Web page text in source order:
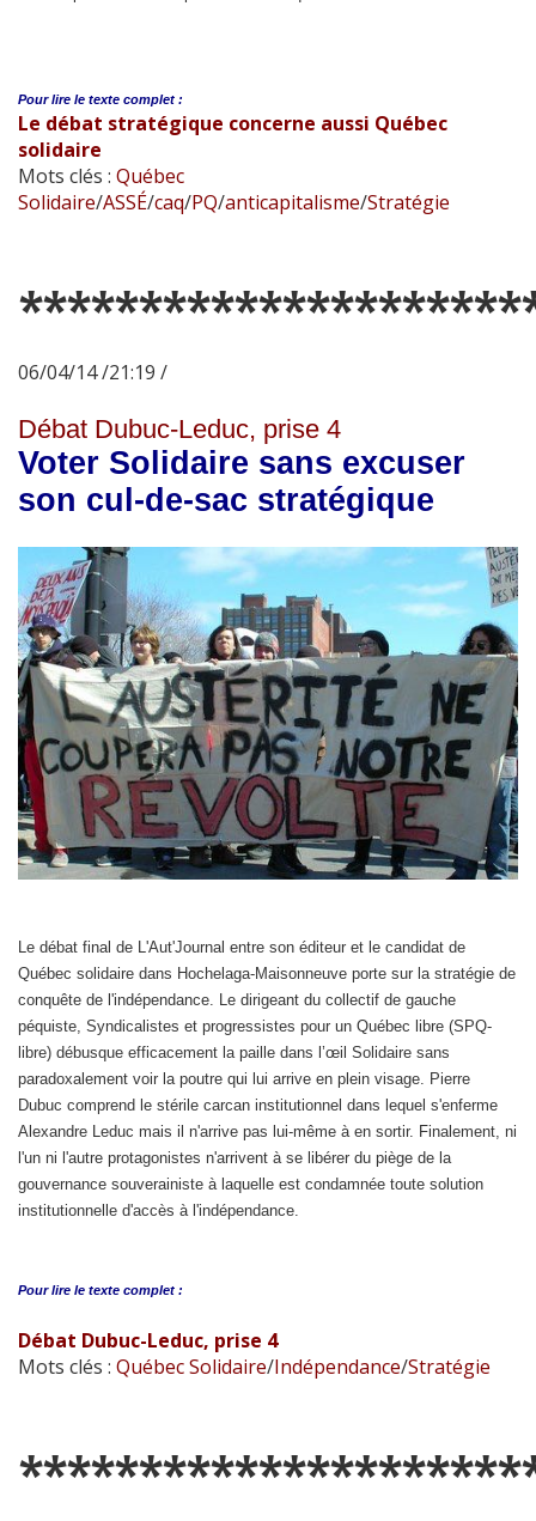
Pour lire le texte complet :
Le débat stratégique concerne aussi Québec
solidaire
Mots clés : Québec
Solidaire/ASSÉ/caq/PQ/anticapitalisme/Stratégie
06/04/14 /21:19 /
Débat Dubuc-Leduc, prise 4
Voter Solidaire sans excuser
son cul-de-sac stratégique
Le débat final de L'Aut'Journal entre son éditeur et le candidat de
Québec solidaire dans Hochelaga-Maisonneuve porte sur la stratégie de
conquête de l'indépendance. Le dirigeant du collectif de gauche
péquiste, Syndicalistes et progressistes pour un Québec libre (SPQ-
libre) débusque efficacement la paille dans l’œil Solidaire sans
paradoxalement voir la poutre qui lui arrive en plein visage. Pierre
Dubuc comprend le stérile carcan institutionnel dans lequel s'enferme
Alexandre Leduc mais il n'arrive pas lui-même à en sortir. Finalement, ni
l'un ni l'autre protagonistes n'arrivent à se libérer du piège de la
gouvernance souverainiste à laquelle est condamnée toute solution
institutionnelle d'accès à l'indépendance.
Pour lire le texte complet :
Débat Dubuc-Leduc, prise 4
Mots clés : Québec Solidaire/Indépendance/Stratégie